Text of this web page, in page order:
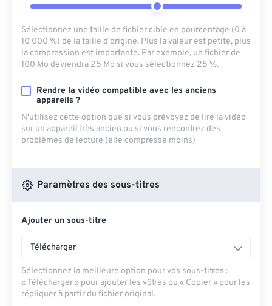
Sélectionnez une taille de fichier cible en pourcentage (0 à
10 000 %) de la taille d'origine. Plus la valeur est petite, plus
la compression est importante. Par exemple, un fichier de
100 Mo deviendra 25 Mo si vous sélectionnez 25 %.
Rendre la vidéo compatible avec les anciens
appareils ?
N'utilisez cette option que si vous prévoyez de lire la vidéo
sur un appareil très ancien ou si vous rencontrez des
problèmes de lecture (elle compresse moins)
Paramètres des sous-titres
Ajouter un sous-titre
Télécharger
Sélectionnez la meilleure option pour vos sous-titres :
« Télécharger » pour ajouter les vôtres ou « Copier » pour les
répliquer à partir du fichier original.